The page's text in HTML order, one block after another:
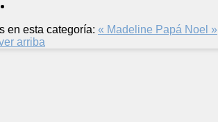
en esta categoría: « Madeline Papá Noel »
arriba